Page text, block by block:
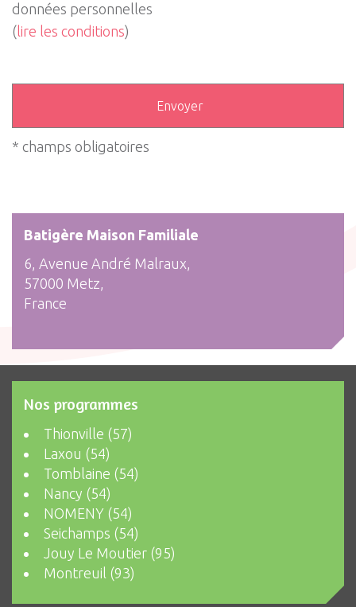
données personnelles
(lire les conditions)
* champs obligatoires
Batigère Maison Familiale
6, Avenue André Malraux,
57000 Metz,
France
Nos programmes
Thionville (57)
Laxou (54)
Tomblaine (54)
Nancy (54)
NOMENY (54)
Seichamps (54)
Jouy Le Moutier (95)
Montreuil (93)